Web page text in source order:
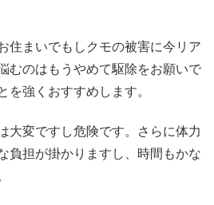
住まいでもしクモの被害に今リア
むのはもうやめて駆除をお願いで
を強くおすすめします。
大変ですし危険です。さらに体力
負担が掛かりますし、時間もかな